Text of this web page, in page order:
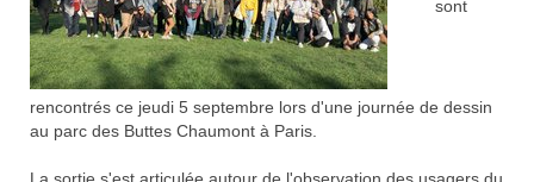
sont
rencontrés ce jeudi 5 septembre lors d'une journée de dessin
au parc des Buttes Chaumont à Paris.